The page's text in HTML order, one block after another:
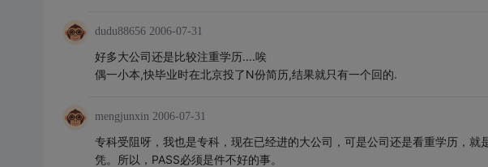
dudu88656 2006-07-31
好多大公司还是比较注重学历....唉
偶一小本,快毕业时在北京投了N份简历,结果就只有一个回的.
mengjunxin 2006-07-31
专科受阻呀，我也是专科，现在已经进的大公司，可是公司还是看重学历，
凭。所以，PASS必须是件不好的事。